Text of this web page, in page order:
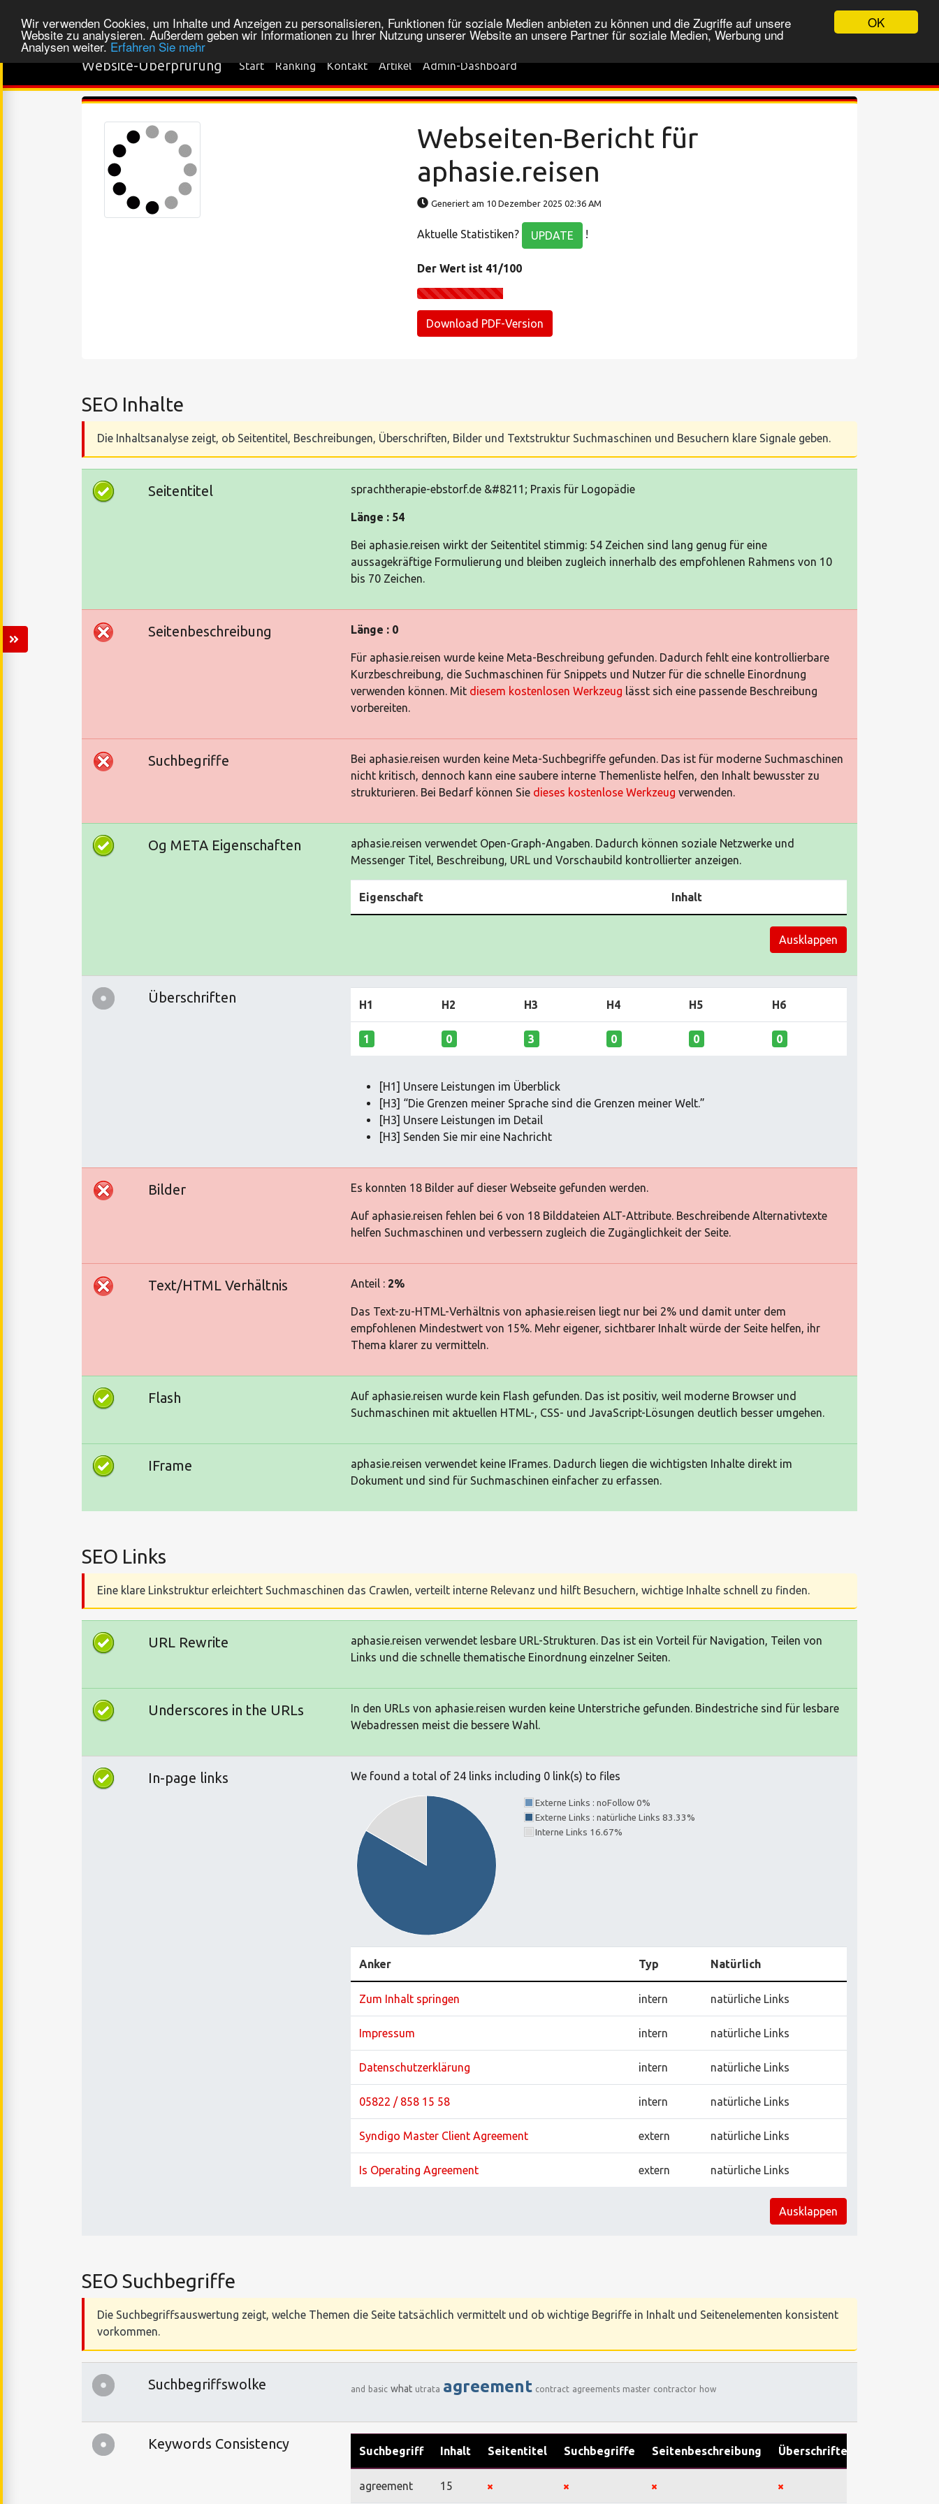
OK
Wir verwenden Cookies, um Inhalte und Anzeigen zu personalisieren, Funktionen für soziale Medien anbieten zu können und die Zugriffe auf unsere
Website zu analysieren. Außerdem geben wir Informationen zu Ihrer Nutzung unserer Website an unsere Partner für soziale Medien, Werbung und
Analysen weiter. Erfahren Sie mehr
Website-Überprüfung Start Ranking Kontakt Artikel Admin-Dashboard
Webseiten-Bericht für
aphasie.reisen
Generiert am 10 Dezember 2025 02:36 AM
Aktuelle Statistiken? UPDATE !
Der Wert ist 41/100
Download PDF-Version
SEO Inhalte
Die Inhaltsanalyse zeigt, ob Seitentitel, Beschreibungen, Überschriften, Bilder und Textstruktur Suchmaschinen und Besuchern klare Signale geben.
Seitentitel sprachtherapie-ebstorf.de &#8211; Praxis für Logopädie
Länge : 54
Bei aphasie.reisen wirkt der Seitentitel stimmig: 54 Zeichen sind lang genug für eine
aussagekräftige Formulierung und bleiben zugleich innerhalb des empfohlenen Rahmens von 10
bis 70 Zeichen.
Seitenbeschreibung Länge : 0
Für aphasie.reisen wurde keine Meta-Beschreibung gefunden. Dadurch fehlt eine kontrollierbare
Kurzbeschreibung, die Suchmaschinen für Snippets und Nutzer für die schnelle Einordnung
verwenden können. Mit diesem kostenlosen Werkzeug lässt sich eine passende Beschreibung
vorbereiten.
Suchbegriffe
Bei aphasie.reisen wurden keine Meta-Suchbegriffe gefunden. Das ist für moderne Suchmaschinen
nicht kritisch, dennoch kann eine saubere interne Themenliste helfen, den Inhalt bewusster zu
strukturieren. Bei Bedarf können Sie dieses kostenlose Werkzeug verwenden.
Og META Eigenschaften
aphasie.reisen verwendet Open-Graph-Angaben. Dadurch können soziale Netzwerke und
Messenger Titel, Beschreibung, URL und Vorschaubild kontrollierter anzeigen.
Eigenschaft Inhalt
Ausklappen
Überschriften H1 H2 H3 H4 H5 H6
1 0 3 0 0 0
[H1] Unsere Leistungen im Überblick
[H3] “Die Grenzen meiner Sprache sind die Grenzen meiner Welt.”
[H3] Unsere Leistungen im Detail
[H3] Senden Sie mir eine Nachricht
Bilder Es konnten 18 Bilder auf dieser Webseite gefunden werden.
Auf aphasie.reisen fehlen bei 6 von 18 Bilddateien ALT-Attribute. Beschreibende Alternativtexte
helfen Suchmaschinen und verbessern zugleich die Zugänglichkeit der Seite.
Text/HTML Verhältnis Anteil : 2%
Das Text-zu-HTML-Verhältnis von aphasie.reisen liegt nur bei 2% und damit unter dem
empfohlenen Mindestwert von 15%. Mehr eigener, sichtbarer Inhalt würde der Seite helfen, ihr
Thema klarer zu vermitteln.
Flash
Auf aphasie.reisen wurde kein Flash gefunden. Das ist positiv, weil moderne Browser und
Suchmaschinen mit aktuellen HTML-, CSS- und JavaScript-Lösungen deutlich besser umgehen.
IFrame
aphasie.reisen verwendet keine IFrames. Dadurch liegen die wichtigsten Inhalte direkt im
Dokument und sind für Suchmaschinen einfacher zu erfassen.
SEO Links
Eine klare Linkstruktur erleichtert Suchmaschinen das Crawlen, verteilt interne Relevanz und hilft Besuchern, wichtige Inhalte schnell zu finden.
URL Rewrite
aphasie.reisen verwendet lesbare URL-Strukturen. Das ist ein Vorteil für Navigation, Teilen von
Links und die schnelle thematische Einordnung einzelner Seiten.
Underscores in the URLs
In den URLs von aphasie.reisen wurden keine Unterstriche gefunden. Bindestriche sind für lesbare
Webadressen meist die bessere Wahl.
In-page links We found a total of 24 links including 0 link(s) to files
Externe Links : noFollow 0%
Externe Links : natürliche Links 83.33%
Interne Links 16.67%
Anker Typ Natürlich
Zum Inhalt springen intern natürliche Links
Impressum intern natürliche Links
Datenschutzerklärung intern natürliche Links
05822 / 858 15 58 intern natürliche Links
Syndigo Master Client Agreement extern natürliche Links
Is Operating Agreement extern natürliche Links
Ausklappen
SEO Suchbegriffe
Die Suchbegriffsauswertung zeigt, welche Themen die Seite tatsächlich vermittelt und ob wichtige Begriffe in Inhalt und Seitenelementen konsistent
vorkommen.
Suchbegriffswolke and basic what utrata agreement contract agreements master contractor how
Keywords Consistency Suchbegriff Inhalt Seitentitel Suchbegriffe Seitenbeschreibung Überschriften
agreement 15